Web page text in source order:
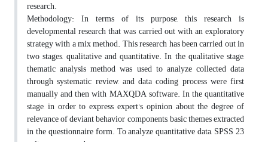
research.
Methodology: In terms of its purpose, this research is
developmental research that was carried out with an exploratory
strategy with a mix method. This research has been carried out in
two stages, qualitative and quantitative. In the qualitative stage,
thematic analysis method was used to analyze collected data
through systematic review, and data coding process were first
manually and then with MAXQDA software. In the quantitative
stage, in order to express expert's opinion about the degree of
relevance of deviant behavior components, basic themes extracted
in the questionnaire form. To analyze quantitative data, SPSS 23